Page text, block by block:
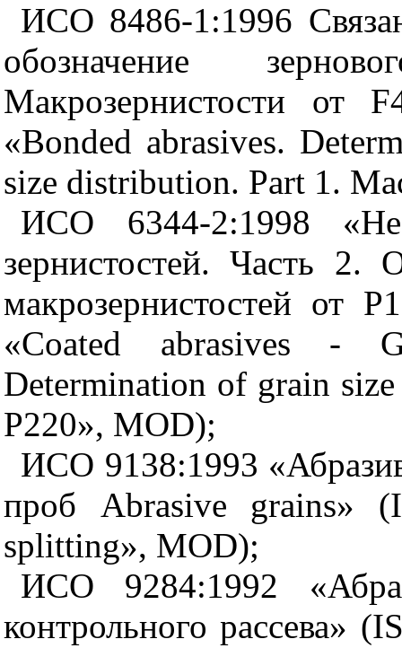
ИСО 8486-1:1996
обозначение
Макрозернистости от
«Bonded abrasives.
size distribution. Part 1.
ИСО 6344-2:1998
зернистостей. Часть 2.
макрозернистостей от
«Coated abrasives -
Determination of grain
P220», MOD);
ИСО 9138:1993
проб Abrasive grains»
splitting», MOD);
ИСО 9284:1992
контрольного рассева»